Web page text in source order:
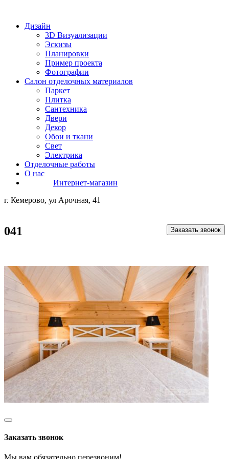
Дизайн
3D Визуализации
Эскизы
Планировки
Пример проекта
Фотографии
Салон отделочных материалов
Паркет
Плитка
Сантехника
Двери
Декор
Обои и ткани
Свет
Электрика
Отделочные работы
О нас
Интернет-магазин
г. Кемерово, ул Арочная, 41
041 Заказать звонок
Заказать звонок